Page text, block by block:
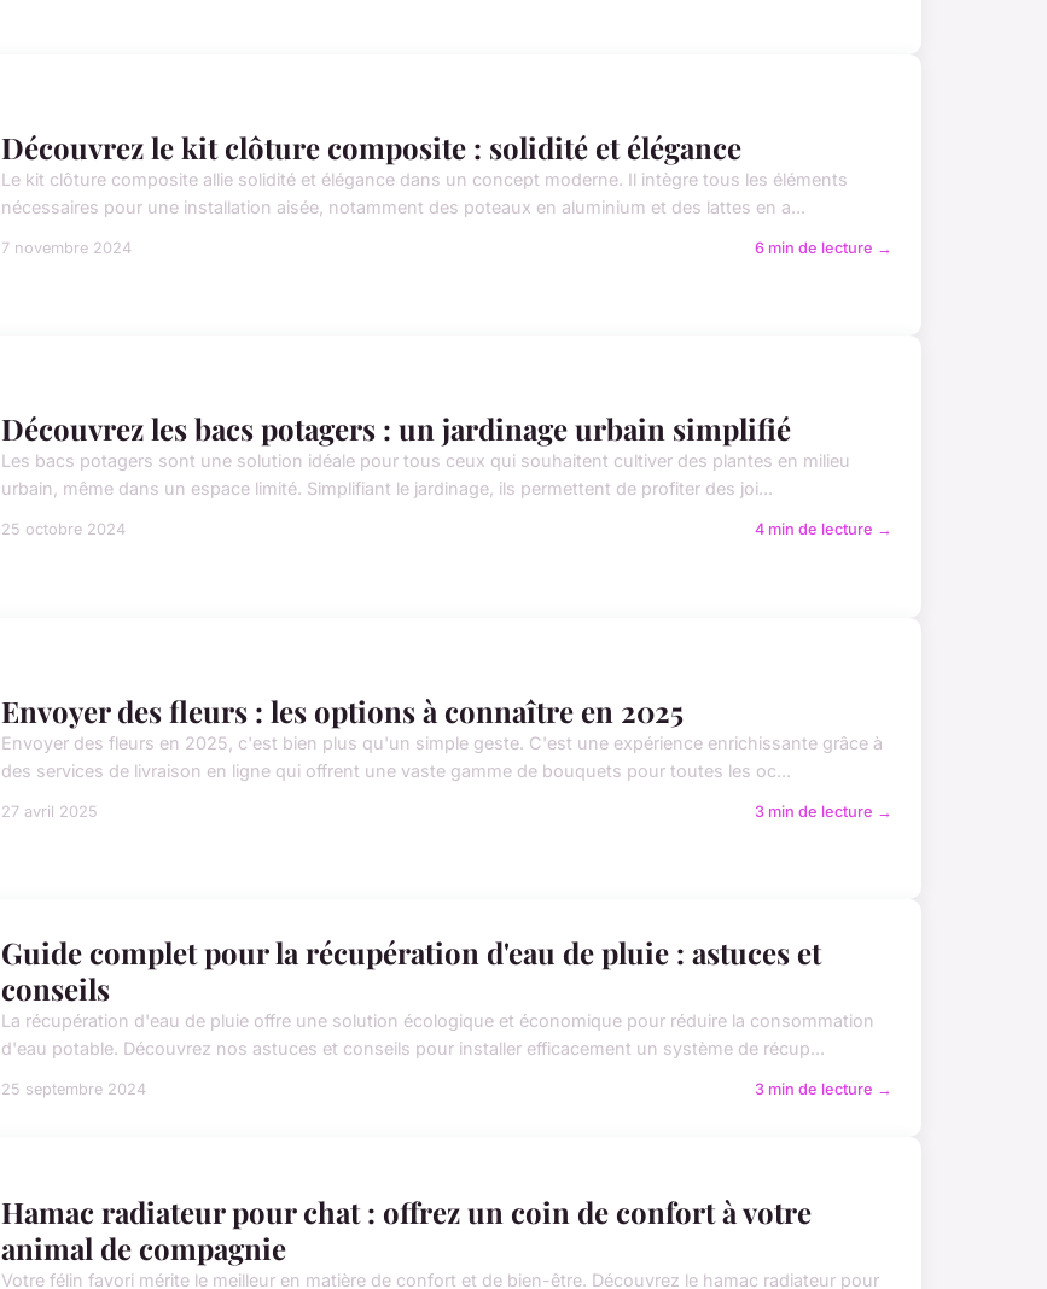
Découvrez le kit clôture composite : solidité et élégance
Le kit clôture composite allie solidité et élégance dans un concept moderne. Il intègre tous les éléments
nécessaires pour une installation aisée, notamment des poteaux en aluminium et des lattes en a...
7 novembre 2024 6 min de lecture →
Découvrez les bacs potagers : un jardinage urbain simplifié
Les bacs potagers sont une solution idéale pour tous ceux qui souhaitent cultiver des plantes en milieu
urbain, même dans un espace limité. Simplifiant le jardinage, ils permettent de profiter des joi...
25 octobre 2024 4 min de lecture →
Envoyer des fleurs : les options à connaître en 2025
Envoyer des fleurs en 2025, c'est bien plus qu'un simple geste. C'est une expérience enrichissante grâce à
des services de livraison en ligne qui offrent une vaste gamme de bouquets pour toutes les oc...
27 avril 2025 3 min de lecture →
Guide complet pour la récupération d'eau de pluie : astuces et
conseils
La récupération d'eau de pluie offre une solution écologique et économique pour réduire la consommation
d'eau potable. Découvrez nos astuces et conseils pour installer efficacement un système de récup...
25 septembre 2024 3 min de lecture →
Hamac radiateur pour chat : offrez un coin de confort à votre
animal de compagnie
Votre félin favori mérite le meilleur en matière de confort et de bien-être. Découvrez le hamac radiateur pour